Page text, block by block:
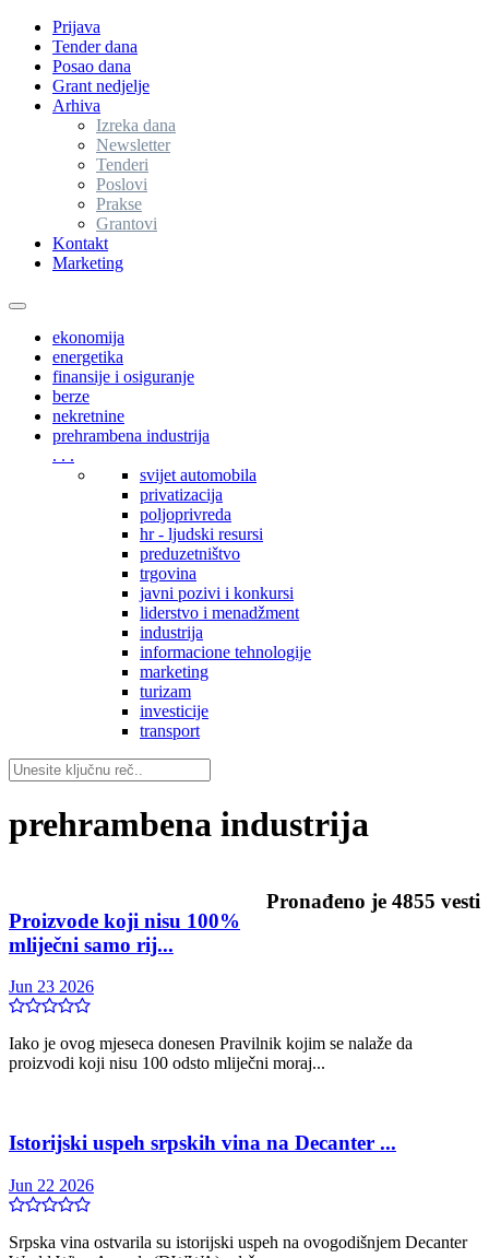
Prijava
Tender dana
Posao dana
Grant nedjelje
Arhiva
Izreka dana
Newsletter
Tenderi
Poslovi
Prakse
Grantovi
Kontakt
Marketing
Toggle
navigationekonomija
energetika
finansije i osiguranje
berze
nekretnine
prehrambena industrija
. . .
svijet automobila
privatizacija
poljoprivreda
hr - ljudski resursi
preduzetništvo
trgovina
javni pozivi i konkursi
liderstvo i menadžment
industrija
informacione tehnologije
marketing
turizam
investicije
transport
prehrambena industrija
Pronađeno je 4855 vesti
Proizvode koji nisu 100%
mliječni samo rij...
Jun 23 2026
Iako je ovog mjeseca donesen Pravilnik kojim se nalaže da
proizvodi koji nisu 100 odsto mliječni moraj...
Istorijski uspeh srpskih vina na Decanter ...
Jun 22 2026
Srpska vina ostvarila su istorijski uspeh na ovogodišnjem Decanter